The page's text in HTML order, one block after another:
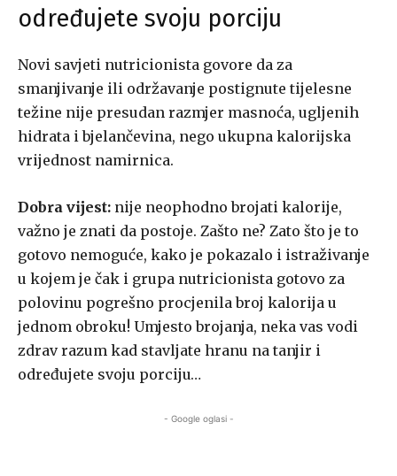
određujete svoju porciju
Novi savjeti nutricionista govore da za
smanjivanje ili održavanje postignute tijelesne
težine nije presudan razmjer masnoća, ugljenih
hidrata i bjelančevina, nego ukupna kalorijska
vrijednost namirnica.
Dobra vijest: nije neophodno brojati kalorije,
važno je znati da postoje. Zašto ne? Zato što je to
gotovo nemoguće, kako je pokazalo i istraživanje
u kojem je čak i grupa nutricionista gotovo za
polovinu pogrešno procjenila broj kalorija u
jednom obroku! Umjesto brojanja, neka vas vodi
zdrav razum kad stavljate hranu na tanjir i
određujete svoju porciju…
- Google oglasi -